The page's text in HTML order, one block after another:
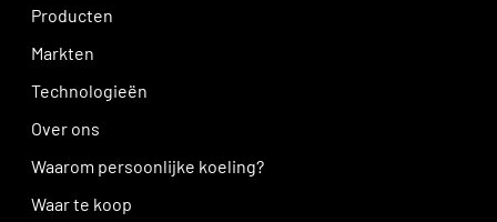
Producten
Markten
Technologieën
Over ons
Waarom persoonlijke koeling?
Waar te koop